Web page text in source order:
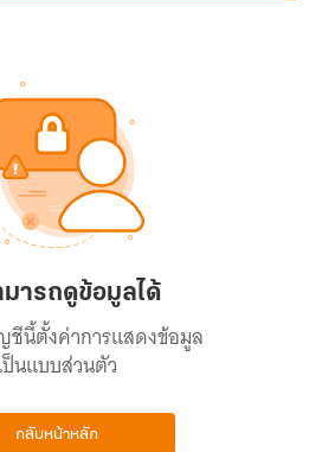
มารถดูข้อมูลได้
ชีนี้ตั้งค่าการแสดงข้อมูล
ป็นแบบส่วนตัว
กลับหน้าหลัก